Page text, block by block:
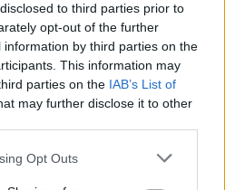
to third parties prior to
opt-out of the further
by third parties on the
This information may
parties on the IAB’s List of
may further disclose it to other
app uses one or more Google
Opt Outs
,bezárás,bolt, diszkont ,fejlesztés
segítenek magyarok
forint gyűlt össze a